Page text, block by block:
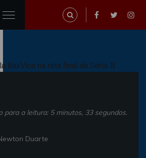
para a leitura: 5 minutos, 33 segundos.
Duarte